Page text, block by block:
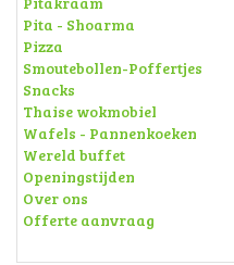
Pita - Shoarma
Pizza
Smoutebollen-Poffertjes
Snacks
Thaise wokmobiel
Wafels - Pannenkoeken
Wereld buffet
Openingstijden
Over ons
Offerte aanvraag